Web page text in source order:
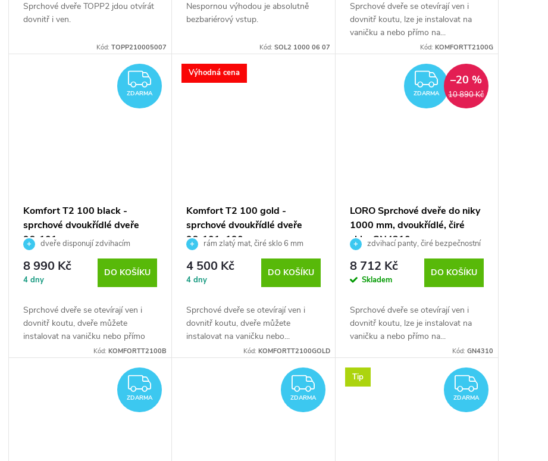
Sprchové dveře TOPP2 jdou otvírát
dovnitř i ven.
Kód:TOPP210005007
Nespornou výhodou je absolutně
bezbariérový vstup.
Kód: SOL2 1000 06 07
Sprchové dveře se otevírají ven i
dovnitř koutu, lze je instalovat na
vaničku a nebo přímo na...
Kód: KOMFORTT2100G
ZDARMA
ZDARMA
Komfort T2 100 black -
sprchové dvoukřídlé dveře
96-101 cm
dveře disponují zdvihacím
pantem, čiré bezpečnostní sklo 6 mm
8 990 Kč
4 dny
DO KOŠÍKU
Sprchové dveře se otevírají ven i
dovnitř koutu, dveře můžete
instalovat na vaničku nebo přímo
Kód:KOMFORTT2100B
Výhodná cena
Komfort T2 100 gold -
sprchové dvoukřídlé dveře
96-101x190 cm
rám zlatý mat, čiré sklo 6 mm
4 500 Kč
4 dny
DO KOŠÍKU
Sprchové dveře se otevírají ven i
dovnitř koutu, dveře můžete
instalovat na vaničku nebo...
Kód: KOMFORTT2100GOLD
ZDARMA
ZDARMA 10 890 Kč
–20 %
LORO Sprchové dveře do niky
1000 mm, dvoukřídlé, čiré
sklo, GN4310
zdvihací panty, čiré bezpečnostní
8 712 Kč
Skladem
DO KOŠÍKU
Sprchové dveře se otevírají ven i
dovnitř koutu, lze je instalovat na
vaničku a nebo přímo na...
Kód: GN4310
ZDARMA
ZDARMA
ZDARMA
ZDARMA
Tip
ZDARMA